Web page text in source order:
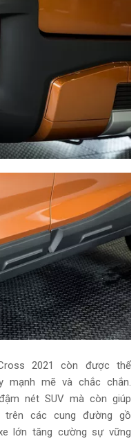
2021 còn được thể
mạnh mẽ và chắc chắn.
nét SUV mà còn giúp
các cung đường gồ
lớn tăng cường sự vững